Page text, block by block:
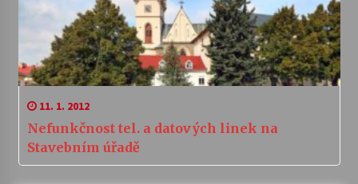
11. 1. 2012
Nefunkčnost tel. a datových linek na
Stavebním úřadě